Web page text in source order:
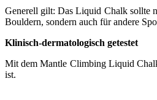
Generell gilt: Das Liquid Chalk sollte
Bouldern, sondern auch für andere
Klinisch-dermatologisch getestet
Mit dem Mantle Climbing Liquid
ist.